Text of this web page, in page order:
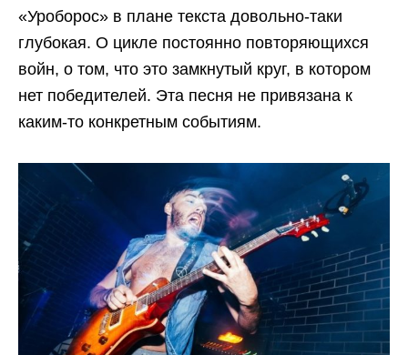
«Уроборос» в плане текста довольно-таки
глубокая. О цикле постоянно повторяющихся
войн, о том, что это замкнутый круг, в котором
нет победителей. Эта песня не привязана к
каким-то конкретным событиям.